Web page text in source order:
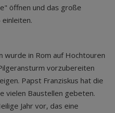
öffnen und das große
einleiten.
wurde in Rom auf Hochtouren
vorzubereiten
Papst Franziskus hat die
vielen Baustellen gebeten.
Jahr vor, das eine